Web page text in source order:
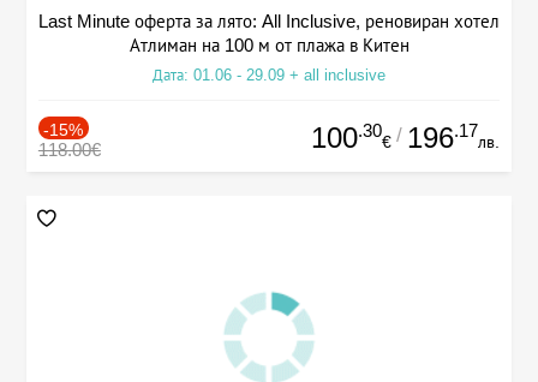
Last Minute оферта за лято: All Inclusive, реновиран хотел
Атлиман на 100 м от плажа в Китен
Дата: 01.06 - 29.09 + all inclusive
-15%
118.00€ 100.30
€ / 196.17
лв.